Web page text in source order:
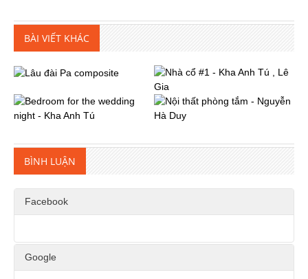
BÀI VIẾT KHÁC
BÌNH LUẬN
Facebook
Google